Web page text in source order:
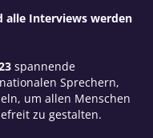
alle Interviews werden
spannende
Sprechern,
um allen Menschen
zu gestalten.